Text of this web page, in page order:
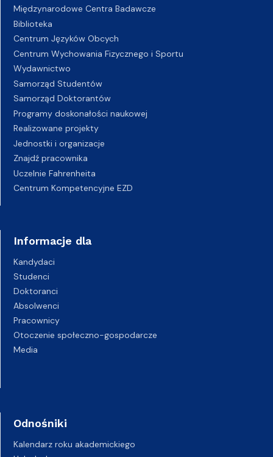
Międzynarodowe Centra Badawcze
Biblioteka
Centrum Języków Obcych
Centrum Wychowania Fizycznego i Sportu
Wydawnictwo
Samorząd Studentów
Samorząd Doktorantów
Programy doskonałości naukowej
Realizowane projekty
Jednostki i organizacje
Znajdź pracownika
Uczelnie Fahrenheita
Centrum Kompetencyjne EZD
Informacje dla
Kandydaci
Studenci
Doktoranci
Absolwenci
Pracownicy
Otoczenie społeczno-gospodarcze
Media
Odnośniki
Kalendarz roku akademickiego